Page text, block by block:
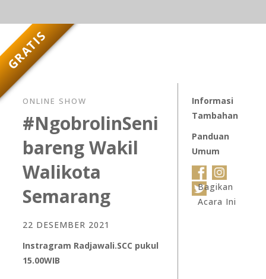
GRATIS
ONLINE SHOW
#NgobrolinSeni
bareng Wakil
Walikota
Semarang
22 DESEMBER 2021
Instragram Radjawali.SCC pukul
15.00WIB
Informasi
Tambahan
Panduan
Umum
Bagikan
Acara Ini